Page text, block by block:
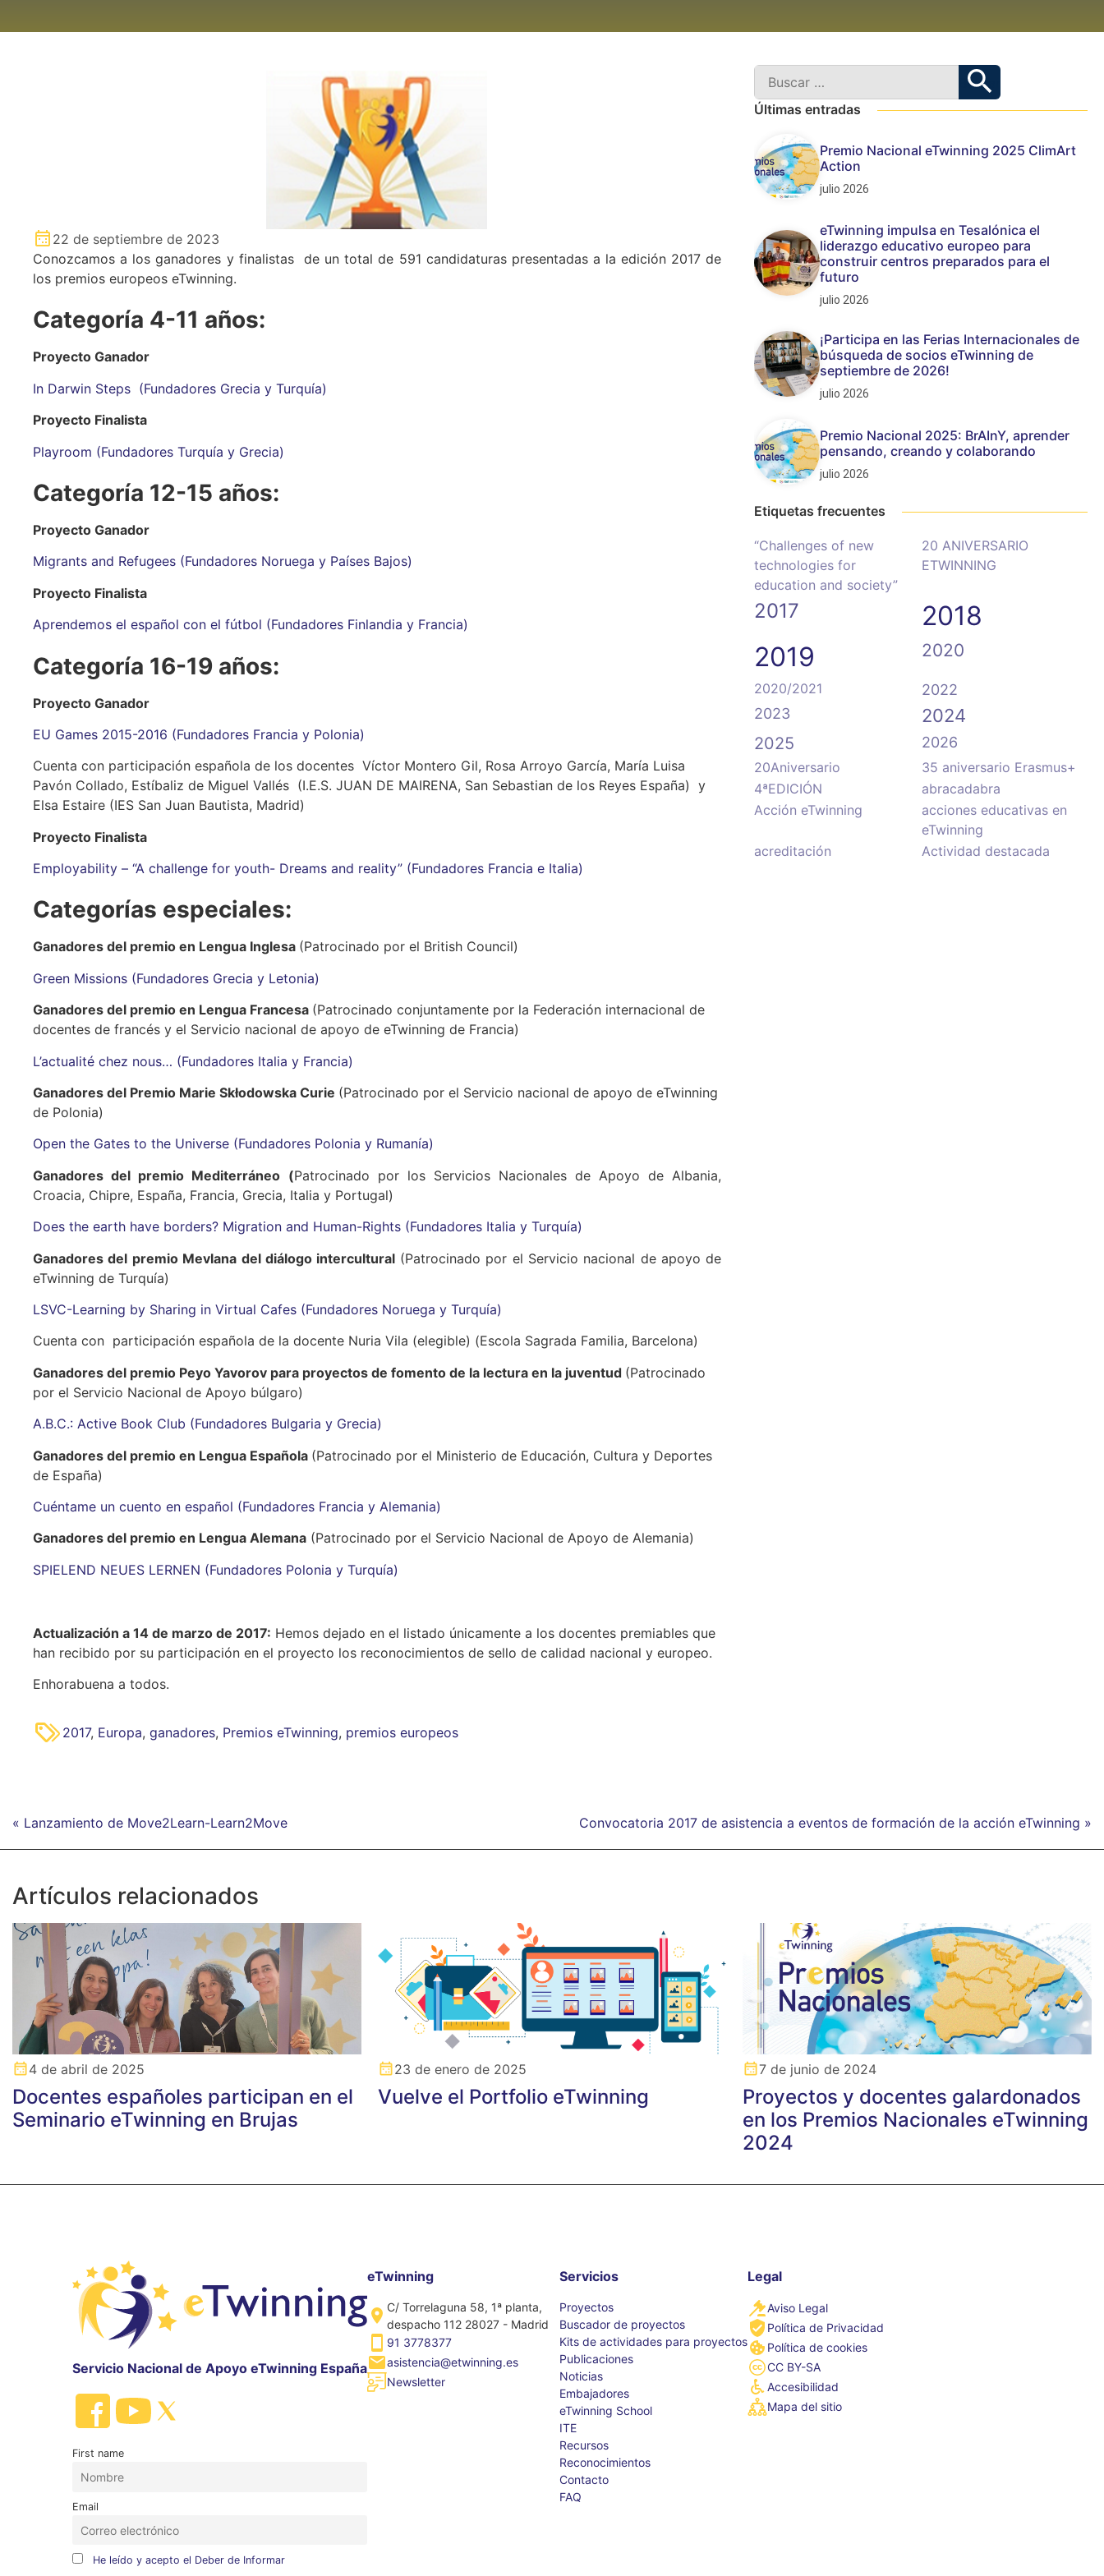
22 de septiembre de 2023
Conozcamos a los ganadores y finalistas de un total de 591 candidaturas presentadas a la edición 2017 de
los premios europeos eTwinning.
Categoría 4-11 años:
Proyecto Ganador
In Darwin Steps (Fundadores Grecia y Turquía)
Proyecto Finalista
Playroom (Fundadores Turquía y Grecia)
Categoría 12-15 años:
Proyecto Ganador
Migrants and Refugees (Fundadores Noruega y Países Bajos)
Proyecto Finalista
Aprendemos el español con el fútbol (Fundadores Finlandia y Francia)
Categoría 16-19 años:
Proyecto Ganador
EU Games 2015-2016 (Fundadores Francia y Polonia)
Cuenta con participación española de los docentes Víctor Montero Gil, Rosa Arroyo García, María Luisa
Pavón Collado, Estíbaliz de Miguel Vallés (I.E.S. JUAN DE MAIRENA, San Sebastian de los Reyes España) y
Elsa Estaire (IES San Juan Bautista, Madrid)
Proyecto Finalista
Employability – “A challenge for youth- Dreams and reality” (Fundadores Francia e Italia)
Categorías especiales:
Ganadores del premio en Lengua Inglesa (Patrocinado por el British Council)
Green Missions (Fundadores Grecia y Letonia)
Ganadores del premio en Lengua Francesa (Patrocinado conjuntamente por la Federación internacional de
docentes de francés y el Servicio nacional de apoyo de eTwinning de Francia)
L’actualité chez nous… (Fundadores Italia y Francia)
Ganadores del Premio Marie Skłodowska Curie (Patrocinado por el Servicio nacional de apoyo de eTwinning
de Polonia)
Open the Gates to the Universe (Fundadores Polonia y Rumanía)
Ganadores del premio Mediterráneo (Patrocinado por los Servicios Nacionales de Apoyo de Albania,
Croacia, Chipre, España, Francia, Grecia, Italia y Portugal)
Does the earth have borders? Migration and Human-Rights (Fundadores Italia y Turquía)
Ganadores del premio Mevlana del diálogo intercultural (Patrocinado por el Servicio nacional de apoyo de
eTwinning de Turquía)
LSVC-Learning by Sharing in Virtual Cafes (Fundadores Noruega y Turquía)
Cuenta con participación española de la docente Nuria Vila (elegible) (Escola Sagrada Familia, Barcelona)
Ganadores del premio Peyo Yavorov para proyectos de fomento de la lectura en la juventud (Patrocinado
por el Servicio Nacional de Apoyo búlgaro)
A.B.C.: Active Book Club (Fundadores Bulgaria y Grecia)
Ganadores del premio en Lengua Española (Patrocinado por el Ministerio de Educación, Cultura y Deportes
de España)
Cuéntame un cuento en español (Fundadores Francia y Alemania)
Ganadores del premio en Lengua Alemana (Patrocinado por el Servicio Nacional de Apoyo de Alemania)
SPIELEND NEUES LERNEN (Fundadores Polonia y Turquía)
Actualización a 14 de marzo de 2017: Hemos dejado en el listado únicamente a los docentes premiables que
han recibido por su participación en el proyecto los reconocimientos de sello de calidad nacional y europeo.
Enhorabuena a todos.
2017, Europa, ganadores, Premios eTwinning, premios europeos
Últimas entradas
Premio Nacional eTwinning 2025 ClimArt
Action
julio 2026
eTwinning impulsa en Tesalónica el
liderazgo educativo europeo para
construir centros preparados para el
futuro
julio 2026
¡Participa en las Ferias Internacionales de
búsqueda de socios eTwinning de
septiembre de 2026!
julio 2026
Premio Nacional 2025: BrAInY, aprender
pensando, creando y colaborando
julio 2026
Etiquetas frecuentes
“Challenges of new
technologies for
education and society”
20 ANIVERSARIO
ETWINNING
2017
2018
2019
2020
2020/2021
2022
2023
2024
2025 2026
20Aniversario
35 aniversario Erasmus+
4ªEDICIÓN
abracadabra
Acción eTwinning
acciones educativas en
eTwinning
acreditación
Actividad destacada
« Lanzamiento de Move2Learn-Learn2Move Convocatoria 2017 de asistencia a eventos de formación de la acción eTwinning »
Artículos relacionados
4 de abril de 2025
Docentes españoles participan en el
Seminario eTwinning en Brujas
23 de enero de 2025
Vuelve el Portfolio eTwinning
7 de junio de 2024
Proyectos y docentes galardonados
en los Premios Nacionales eTwinning
2024
Servicio Nacional de Apoyo eTwinning España
First name
Email
He leído y acepto el Deber de Informar
eTwinning
C/ Torrelaguna 58, 1ª planta,
despacho 112 28027 - Madrid
91 3778377
asistencia@etwinning.es
Newsletter
Servicios
Proyectos
Buscador de proyectos
Kits de actividades para proyectos
Publicaciones
Noticias
Embajadores
eTwinning School
ITE
Recursos
Reconocimientos
Contacto
FAQ
Legal
Aviso Legal
Política de Privacidad
Política de cookies
CC BY-SA
Accesibilidad
Mapa del sitio